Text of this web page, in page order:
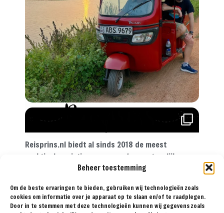
Beheer toestemming
Om de beste ervaringen te bieden, gebruiken wij technologieën zoals
cookies om informatie over je apparaat op te slaan en/of te raadplegen.
Door in te stemmen met deze technologieën kunnen wij gegevens zoals
Reisprins.nl biedt al sinds 2018 de meest
praktische reistips aan voor de avontuurlijke
reiziger. Met onze tips, reisroutes en